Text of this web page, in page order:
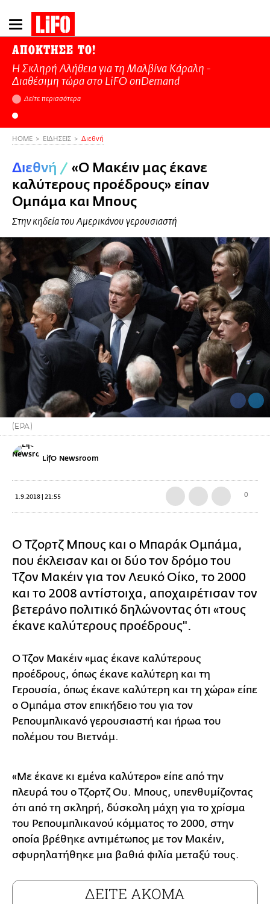
Παράκαμψη
προς
κυρίως
περιεχόμενο
ΑΠΟΚΤΗΣΕ ΤΟ!
Η Σκληρή Αλήθεια για τη Μαλβίνα Κάραλη -
Διαθέσιμη τώρα στo LiFO onDemand
Δείτε περισσότερα
HOME ΕΙΔΗΣΕΙΣ Διεθνή
Διεθνή / «O Μακέιν μας έκανε
καλύτερους προέδρους» είπαν
Ομπάμα και Μπους
Στην κηδεία του Αμερικάνου γερουσιαστή
(EPA)
LifO Newsroom
1.9.2018 | 21:55 0
O Τζορτζ Μπους και ο Μπαράκ Ομπάμα,
που έκλεισαν και οι δύο τον δρόμο του
Τζον Μακέιν για τον Λευκό Οίκο, το 2000
και το 2008 αντίστοιχα, αποχαιρέτισαν τον
βετεράνο πολιτικό δηλώνοντας ότι «τους
έκανε καλύτερους προέδρους".
Ο Τζον Μακέιν «μας έκανε καλύτερους
προέδρους, όπως έκανε καλύτερη και τη
Γερουσία, όπως έκανε καλύτερη και τη χώρα» είπε
ο Ομπάμα στον επικήδειο του για τον
Ρεπουμπλικανό γερουσιαστή και ήρωα του
πολέμου του Βιετνάμ.
«Με έκανε κι εμένα καλύτερo» είπε από την
πλευρά του ο Τζορτζ Ου. Μπους, υπενθυμίζοντας
ότι από τη σκληρή, δύσκολη μάχη για το χρίσμα
του Ρεπουμπλικανού κόμματος το 2000, στην
οποία βρέθηκε αντιμέτωπος με τον Μακέιν,
σφυρηλατήθηκε μια βαθιά φιλία μεταξύ τους.
ΔΕΙΤΕ ΑΚΟΜΑ